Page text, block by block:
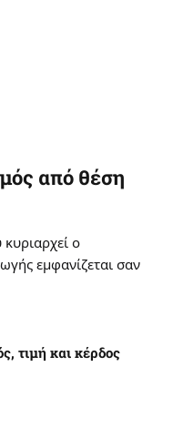
από θέση
ο
εμφανίζεται σαν
τιμή και κέρδος